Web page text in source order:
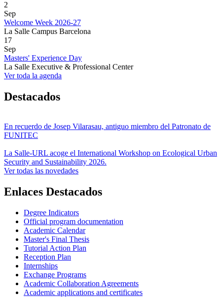
2
Sep
Welcome Week 2026-27
La Salle Campus Barcelona
17
Sep
Masters' Experience Day
La Salle Executive & Professional Center
Ver toda la agenda
Destacados
En recuerdo de Josep Vilarasau, antiguo miembro del Patronato de
FUNITEC
La Salle-URL acoge el International Workshop on Ecological Urban
Security and Sustainability 2026.
Ver todas las novedades
Enlaces Destacados
Degree Indicators
Official program documentation
Academic Calendar
Master's Final Thesis
Tutorial Action Plan
Reception Plan
Internships
Exchange Programs
Academic Collaboration Agreements
Academic applications and certificates